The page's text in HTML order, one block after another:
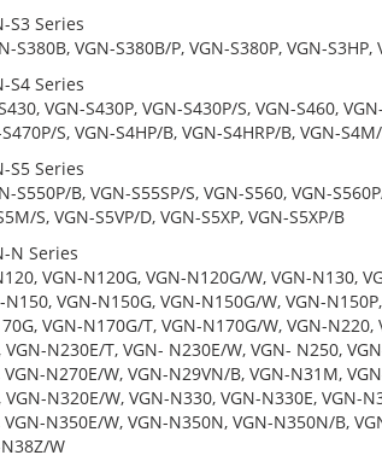
S3 Series
S380B, VGN-S380B/P, VGN-S380P, VGN-S3HP,
S4 Series
VGN-S430P, VGN-S430P/S, VGN-S460,
S, VGN-S4HP/B, VGN-S4HRP/B, VGN-
S5 Series
S550P/B, VGN-S55SP/S, VGN-S560, VGN-
S, VGN-S5VP/D, VGN-S5XP, VGN-S5XP/B
N Series
VGN-N120G, VGN-N120G/W, VGN-N130,
N150, VGN-N150G, VGN-N150G/W, VGN-
VGN-N170G/T, VGN-N170G/W, VGN-
VGN-N230E/T, VGN- N230E/W, VGN- N250,
N270E/W, VGN-N29VN/B, VGN-N31M,
VGN-N320E/W, VGN-N330, VGN-N330E, VGN-
N350E/W, VGN-N350N, VGN-N350N/B,
W